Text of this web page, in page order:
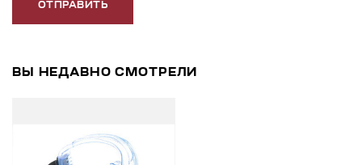
ОТПРАВИТЬ
ВЫ НЕДАВНО СМОТРЕЛИ